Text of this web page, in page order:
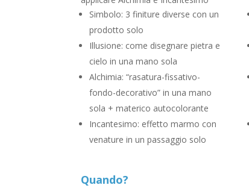
Simbolo: 3 finiture diverse con un
prodotto solo
Illusione: come disegnare pietra e
cielo in una mano sola
Alchimia: “rasatura-fissativo-
fondo-decorativo” in una mano
sola + materico autocolorante
Incantesimo: effetto marmo con
venature in un passaggio solo
Quando?